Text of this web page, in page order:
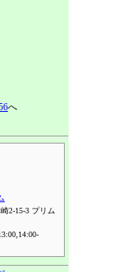
へ
2-15-3 プリム